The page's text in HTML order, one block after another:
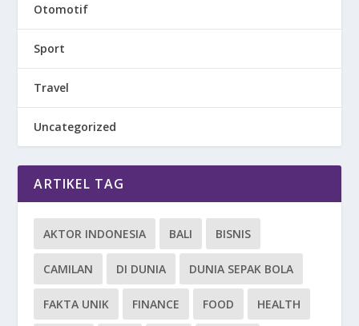
Otomotif
Sport
Travel
Uncategorized
ARTIKEL TAG
AKTOR INDONESIA BALI BISNIS
CAMILAN DI DUNIA DUNIA SEPAK BOLA
FAKTA UNIK FINANCE FOOD HEALTH